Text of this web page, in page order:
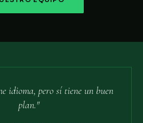
idioma, pero sí tiene un buen
plan."